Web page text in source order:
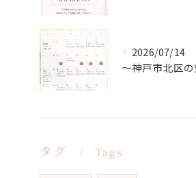
2026/07/14
タグ Tags